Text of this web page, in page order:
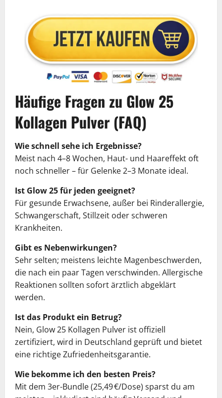
Häufige Fragen zu Glow 25
Kollagen Pulver (FAQ)
Wie schnell sehe ich Ergebnisse?
Meist nach 4–8 Wochen, Haut- und Haareffekt oft
noch schneller – für Gelenke 2–3 Monate ideal.
Ist Glow 25 für jeden geeignet?
Für gesunde Erwachsene, außer bei Rinderallergie,
Schwangerschaft, Stillzeit oder schweren
Krankheiten.
Gibt es Nebenwirkungen?
Sehr selten; meistens leichte Magenbeschwerden,
die nach ein paar Tagen verschwinden. Allergische
Reaktionen sollten sofort ärztlich abgeklärt
werden.
Ist das Produkt ein Betrug?
Nein, Glow 25 Kollagen Pulver ist offiziell
zertifiziert, wird in Deutschland geprüft und bietet
eine richtige Zufriedenheitsgarantie.
Wie bekomme ich den besten Preis?
Mit dem 3er-Bundle (25,49 €/Dose) sparst du am